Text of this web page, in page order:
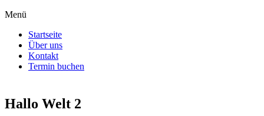
Menü
Startseite
Über uns
Kontakt
Termin buchen
Hallo Welt 2